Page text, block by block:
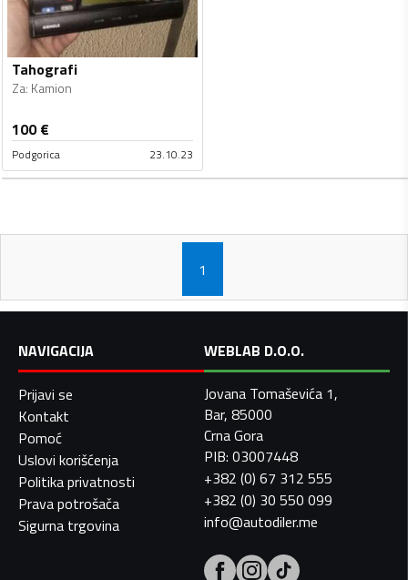
Tahografi
Za: Kamion
100€
Podgorica 23.10.23
1
NAVIGACIJA
Prijavi se
Kontakt
Pomoć
Uslovi korišćenja
Politika privatnosti
Prava potrošača
Sigurna trgovina
WEBLAB D.O.O.
Jovana Tomaševića 1,
Bar, 85000
Crna Gora
PIB: 03007448
+382 (0) 67 312 555
+382 (0) 30 550 099
info@autodiler.me